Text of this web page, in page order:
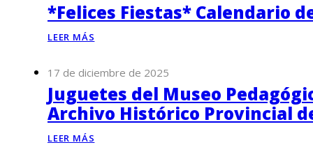
*Felices Fiestas* Calendario
LEER MÁS
17 de diciembre de 2025
Juguetes del Museo
Archivo Histórico Provincial
LEER MÁS